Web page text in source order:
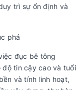
trì sự ổn định và
phá
đục bê tông
độ tin cậy cao và tuổi
và tính linh hoạt,